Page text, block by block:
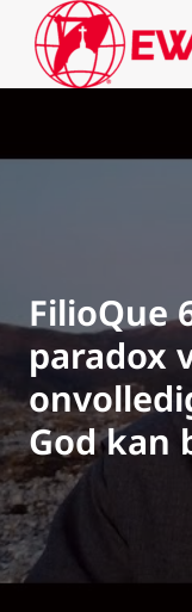
FilioQue
paradox
God kan